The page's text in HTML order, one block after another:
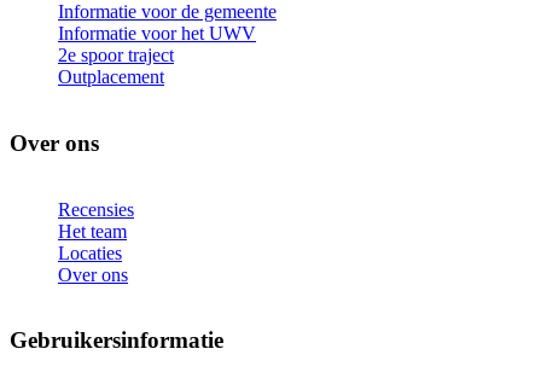
Informatie voor de gemeente
Informatie voor het UWV
2e spoor traject
Outplacement
Over ons
Recensies
Het team
Locaties
Over ons
Gebruikersinformatie